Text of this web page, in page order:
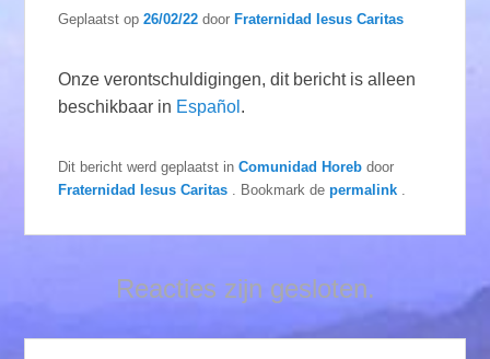
Geplaatst op26/02/22 doorFraternidad Iesus Caritas
Onze verontschuldigingen, dit bericht is alleen
beschikbaar in Español .
Dit bericht werd geplaatst inComunidad Horeb door
Fraternidad Iesus Caritas
. Bookmark depermalink
Reacties zijn gesloten.